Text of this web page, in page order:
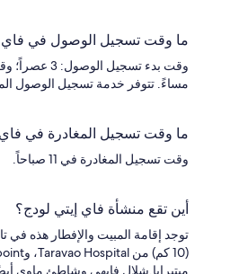
ما وقت تسجيل الوصول في فاي
مساءً. تتوفر خدمة تسجيل الوصول
ما وقت تسجيل المغادرة في فاي
وقت تسجيل المغادرة في 11 صباحاً.
أين تقع منشأة فاي إيتي لودج؟
ميتيرابا.شلال فايهي وشاطئ ماوي أيضًا على بُعد